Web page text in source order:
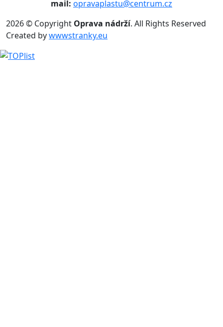
mail: opravaplastu@centrum.cz
2026 © Copyright Oprava nádrží. All Rights Reserved
Created bywwwstranky.eu